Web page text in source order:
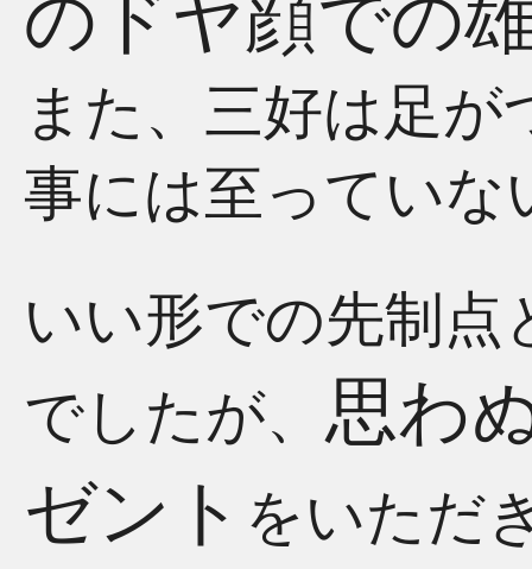
のドヤ顔での
また、三好は足
事には至っていな
いい形での先制点
でしたが、 思わ
ゼント をいただ